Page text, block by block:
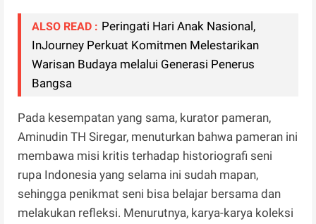
ALSO READ : Peringati Hari Anak Nasional,
InJourney Perkuat Komitmen Melestarikan
Warisan Budaya melalui Generasi Penerus
Bangsa
​Pada kesempatan yang sama, kurator pameran,
Aminudin TH Siregar, menuturkan bahwa pameran ini
membawa misi kritis terhadap historiografi seni
rupa Indonesia yang selama ini sudah mapan,
sehingga penikmat seni bisa belajar bersama dan
melakukan refleksi. Menurutnya, karya-karya koleksi